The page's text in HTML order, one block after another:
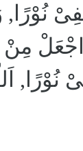
نُوْرًا,
نُوْرًا,